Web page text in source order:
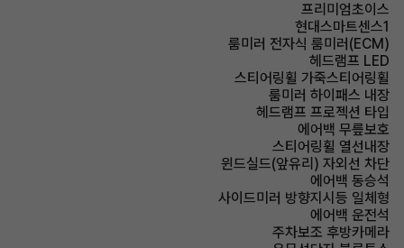
프리미엄초이스
현대스마트센스1
룸미러 전자식 룸미러(ECM)
헤드램프 LED
스티어링휠 가죽스티어링휠
룸미러 하이패스 내장
헤드램프 프로젝션 타입
에어백 무릎보호
스티어링휠 열선내장
윈드실드(앞유리) 자외선 차단
에어백 동승석
사이드미러 방향지시등 일체형
에어백 운전석
주차보조 후방카메라